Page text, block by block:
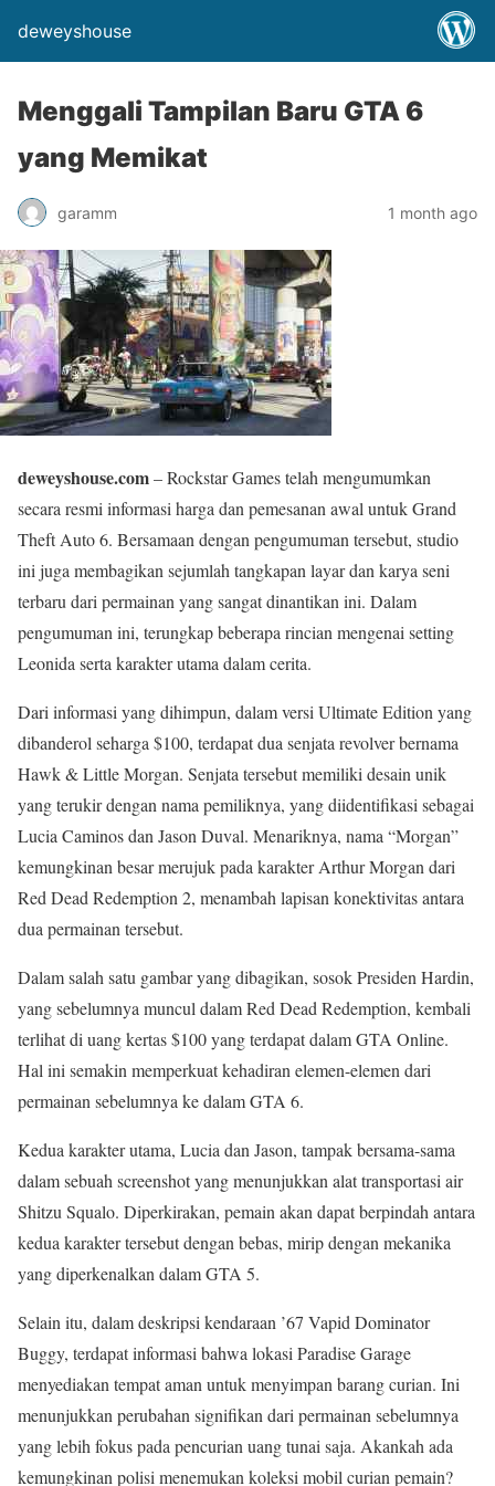
deweyshouse
Menggali Tampilan Baru GTA 6
yang Memikat
garamm 1 month ago
deweyshouse.com– Rockstar Games telah mengumumkan
secara resmi informasi harga dan pemesanan awal untuk Grand
Theft Auto 6. Bersamaan dengan pengumuman tersebut, studio
ini juga membagikan sejumlah tangkapan layar dan karya seni
terbaru dari permainan yang sangat dinantikan ini. Dalam
pengumuman ini, terungkap beberapa rincian mengenai setting
Leonida serta karakter utama dalam cerita.
Dari informasi yang dihimpun, dalam versi Ultimate Edition yang
dibanderol seharga $100, terdapat dua senjata revolver bernama
Hawk & Little Morgan. Senjata tersebut memiliki desain unik
yang terukir dengan nama pemiliknya, yang diidentifikasi sebagai
Lucia Caminos dan Jason Duval. Menariknya, nama “Morgan”
kemungkinan besar merujuk pada karakter Arthur Morgan dari
Red Dead Redemption 2, menambah lapisan konektivitas antara
dua permainan tersebut.
Dalam salah satu gambar yang dibagikan, sosok Presiden Hardin,
yang sebelumnya muncul dalam Red Dead Redemption, kembali
terlihat di uang kertas $100 yang terdapat dalam GTA Online.
Hal ini semakin memperkuat kehadiran elemen-elemen dari
permainan sebelumnya ke dalam GTA 6.
Kedua karakter utama, Lucia dan Jason, tampak bersama-sama
dalam sebuah screenshot yang menunjukkan alat transportasi air
Shitzu Squalo. Diperkirakan, pemain akan dapat berpindah antara
kedua karakter tersebut dengan bebas, mirip dengan mekanika
yang diperkenalkan dalam GTA 5.
Selain itu, dalam deskripsi kendaraan ’67 Vapid Dominator
Buggy, terdapat informasi bahwa lokasi Paradise Garage
menyediakan tempat aman untuk menyimpan barang curian. Ini
menunjukkan perubahan signifikan dari permainan sebelumnya
yang lebih fokus pada pencurian uang tunai saja. Akankah ada
kemungkinan polisi menemukan koleksi mobil curian pemain?